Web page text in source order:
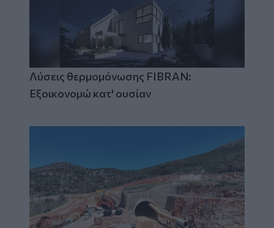
Λύσεις θερμομόνωσης FIBRAN:
Εξοικονομώ κατ' ουσίαν